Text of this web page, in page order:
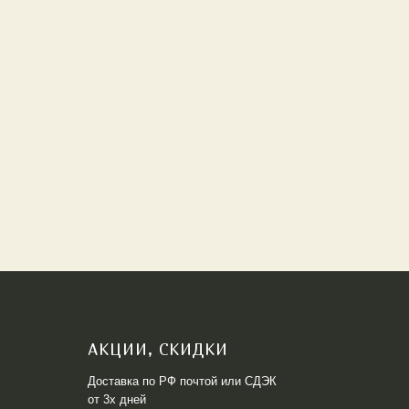
АКЦИИ, СКИДКИ
Доставка по РФ почтой или СДЭК
от 3х дней